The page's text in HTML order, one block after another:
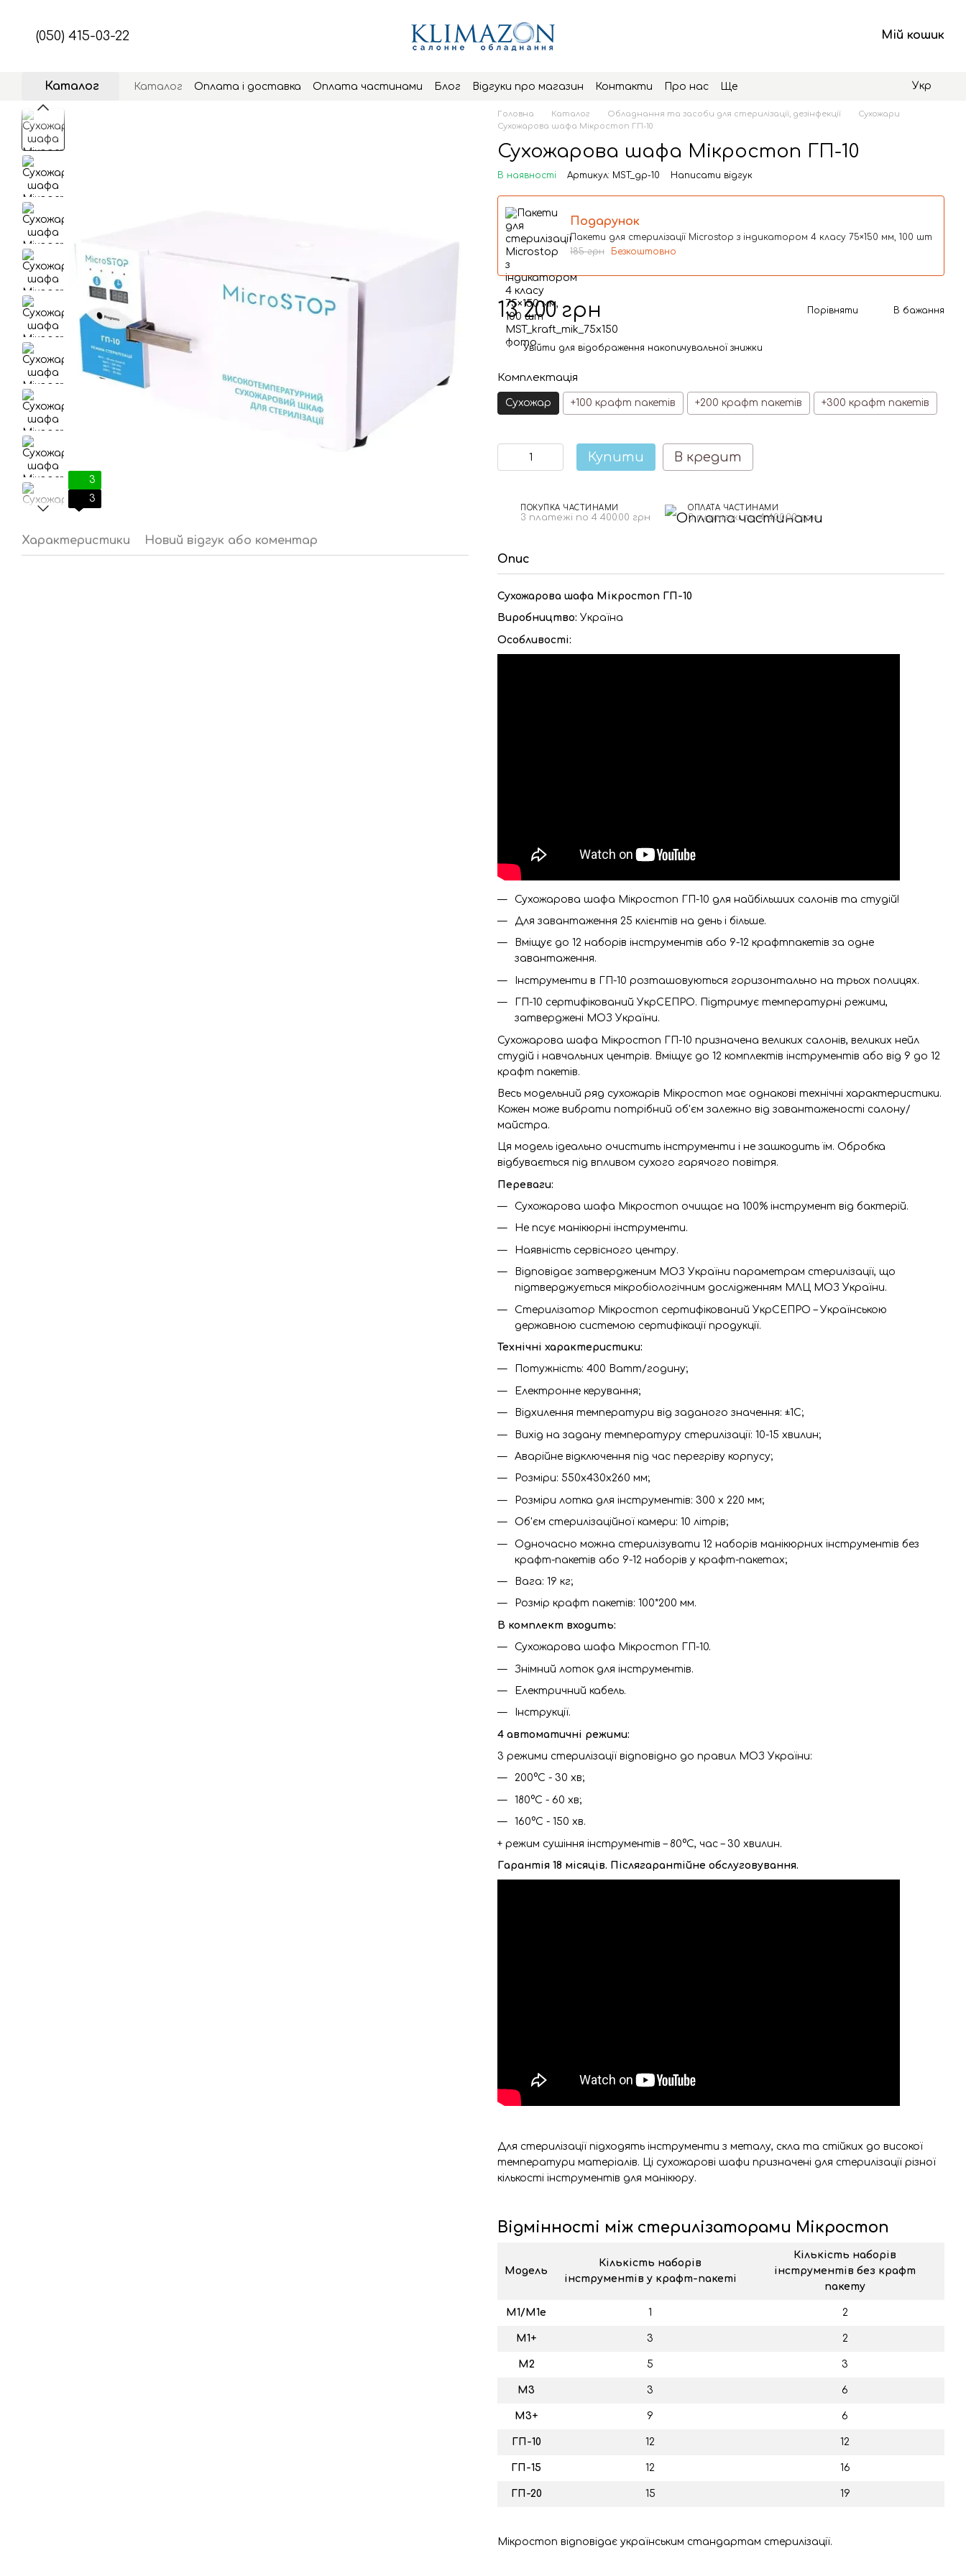
(050) 415-03-22 Мій кошик
Каталог Каталог Оплата і доставка Оплата частинами Блог Відгуки про магазин Контакти Про нас Ще Укр
3
3
Характеристики Новий відгук або коментар
Головна Каталог Обладнання та засоби для стерилізації, дезінфекції
Сухожари
Сухожарова шафа Мікростоп ГП-10
Сухожарова шафа Мікростоп ГП-10
В наявності Артикул: MST_gp-10 Написати відгук
Подарунок
Пакети для стерилізації Microstop з індикатором 4 класу 75×150 мм, 100 шт
185 грн
Безкоштовно
13 200 грн Порівняти В бажання
% Увійти для відображення накопичувальної знижки
Комплектація
Сухожар +100 крафт пакетів +200 крафт пакетів +300 крафт пакетів
Купити В кредит
ПОКУПКА ЧАСТИНАМИ
3 платежі по 4 400.00 грн
ОПЛАТА ЧАСТИНАМИ
3 платежі по 4 400.00 грн
Опис
Сухожарова шафа Мікростоп ГП-10
Виробництво: Україна
Особливості:
Сухожарова шафа Мікростоп ГП-10 для найбільших салонів та студій!⠀
Для завантаження 25 клієнтів на день і більше.⠀
Вміщує до 12 наборів інструментів або 9-12 крафтпакетів за одне
завантаження.
Інструменти в ГП-10 розташовуються горизонтально на трьох полицях.
ГП-10 сертифікований УкрСЕПРО. Підтримує температурні режими,
затверджені МОЗ України.
Сухожарова шафа Мікростоп ГП-10 призначена великих салонів, великих нейл
студій і навчальних центрів. Вміщує до 12 комплектів інструментів або від 9 до 12
крафт пакетів.
Весь модельний ряд сухожарів Мікростоп має однакові технічні характеристики.
Кожен може вибрати потрібний об'єм залежно від завантаженості салону/
майстра.
Ця модель ідеально очистить інструменти і не зашкодить їм. Обробка
відбувається під впливом сухого гарячого повітря.
Переваги:
Сухожарова шафа Мікростоп очищає на 100% інструмент від бактерій.
Не псує манікюрні інструменти.
Наявність сервісного центру.
Відповідає затвердженим МОЗ України параметрам стерилізації, що
підтверджується мікробіологічним дослідженням МЛЦ МОЗ України.
Стерилізатор Мікростоп сертифікований УкрСЕПРО – Українською
державною системою сертифікації продукції.
Технічні характеристики:
Потужність: 400 Ватт/годину;
Електронне керування;
Відхилення температури від заданого значення: ±1С;
Вихід на задану температуру стерилізації: 10-15 хвилин;
Аварійне відключення під час перегріву корпусу;
Розміри: 550х430х260 мм;
Розміри лотка для інструментів: 300 х 220 мм;
Об'єм стерилізаційної камери: 10 літрів;
Одночасно можна стерилізувати 12 наборів манікюрних інструментів без
крафт-пакетів або 9-12 наборів у крафт-пакетах;
Вага: 19 кг;
Розмір крафт пакетів: 100*200 мм.
В комплект входить:
Сухожарова шафа Мікростоп ГП-10.
Знімний лоток для інструментів.
Електричний кабель.
Інструкції.
4 автоматичні режими:
3 режими стерилізації відповідно до правил МОЗ України:
200°С - 30 хв;
180°С - 60 хв;
160°С - 150 хв.
+ режим сушіння інструментів – 80°С, час – 30 хвилин.
Гарантія 18 місяців. Післягарантійне обслуговування.
Для стерилізації підходять інструменти з металу, скла та стійких до високої
температури матеріалів. Ці сухожарові шафи призначені для стерилізації різної
кількості інструментів для манікюру.
Відмінності між стерилізаторами Мікростоп
Модель
Кількість наборів
інструментів у крафт-пакеті
Кількість наборів
інструментів без крафт
пакету
М1/М1е 1 2
М1+ 3 2
М2 5 3
М3 3 6
М3+ 9 6
ГП-10 12 12
ГП-15 12 16
ГП-20 15 19
Мікростоп відповідає українським стандартам стерилізації.